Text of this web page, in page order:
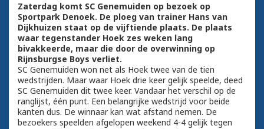
Zaterdag komt SC Genemuiden op bezoek op
Sportpark Denoek. De ploeg van trainer Hans van
Dijkhuizen staat op de vijftiende plaats. De plaats
waar tegenstander Hoek zes weken lang
bivakkeerde, maar die door de overwinning op
Rijnsburgse Boys verliet.
SC Genemuiden won net als Hoek twee van de tien
wedstrijden. Maar waar Hoek drie keer gelijk speelde, deed
SC Genemuiden dit twee keer. Vandaar het verschil op de
ranglijst, één punt. Een belangrijke wedstrijd voor beide
kanten dus. De winnaar kan wat afstand nemen. De
bezoekers speelden afgelopen weekend 4-4 gelijk tegen